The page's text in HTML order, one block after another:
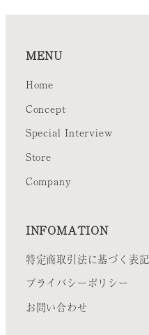
MENU
Home
Concept
Special Interview
Store
Company
INFOMATION
特定商取引法に基づく表記
プライバシーポリシー
お問い合わせ